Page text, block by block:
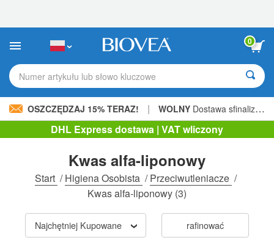
strona
internetowa
zawiera
ułatwień
dostępu.
0
Numer artykułu lub słowo kluczowe
OSZCZĘDZAJ 15% TERAZ! | WOLNY Dostawa sfinalizowana 205,00 zł »
DHL Express dostawa | VAT wliczony
Kwas alfa-liponowy
Start /Higiena Osobista /Przeciwutleniacze /
Kwas alfa-liponowy (3)
Najchętniej Kupowane rafinować